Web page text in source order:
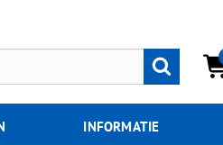
Zoeken
INFORMATIE